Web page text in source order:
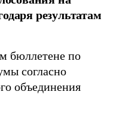
результатам
бюллетене по
согласно
объединения